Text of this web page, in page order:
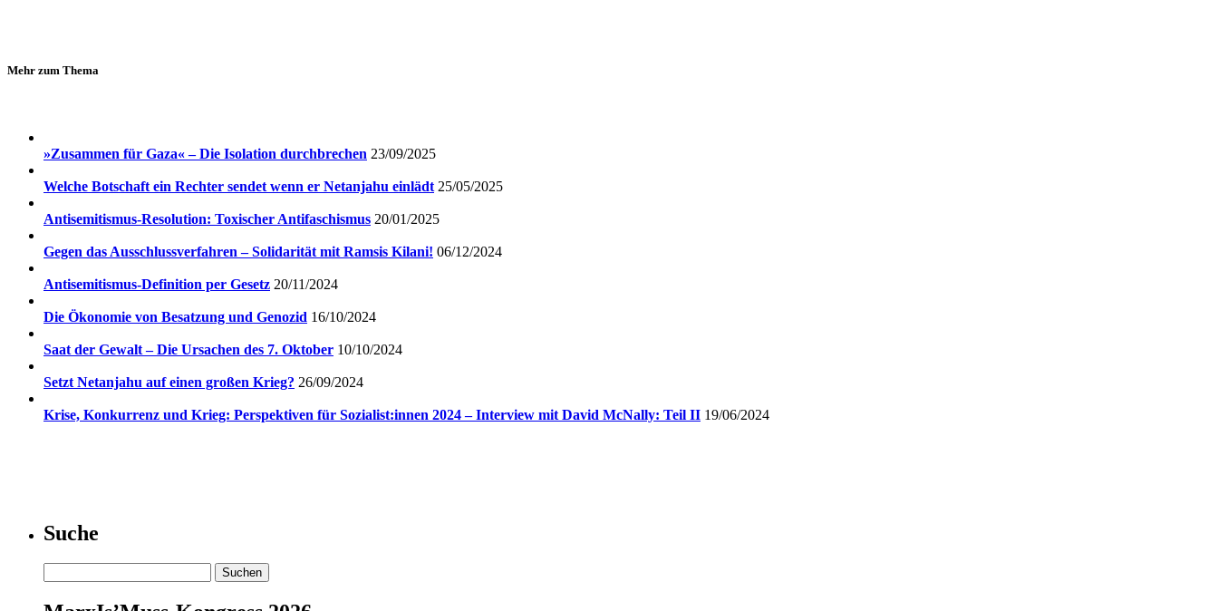
Mehr zum Thema
»Zusammen für Gaza« – Die Isolation durchbrechen 23/09/2025
Welche Botschaft ein Rechter sendet wenn er Netanjahu einlädt 25/05/2025
Antisemitismus-Resolution: Toxischer Antifaschismus 20/01/2025
Gegen das Ausschlussverfahren – Solidarität mit Ramsis Kilani! 06/12/2024
Antisemitismus-Definition per Gesetz 20/11/2024
Die Ökonomie von Besatzung und Genozid 16/10/2024
Saat der Gewalt – Die Ursachen des 7. Oktober 10/10/2024
Setzt Netanjahu auf einen großen Krieg? 26/09/2024
Krise, Konkurrenz und Krieg: Perspektiven für Sozialist:innen 2024 – Interview mit David McNally: Teil II 19/06/2024
Suche
nach: